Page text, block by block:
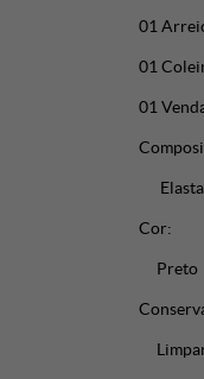
01
01
01
Cor:
Preto
Limpar